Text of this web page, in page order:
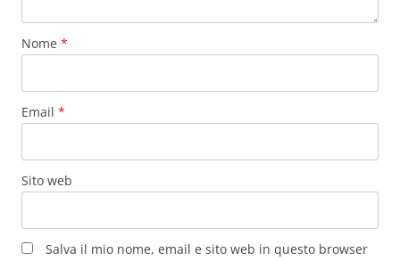
Nome *
Email *
Sito web
Salva il mio nome, email e sito web in questo browser